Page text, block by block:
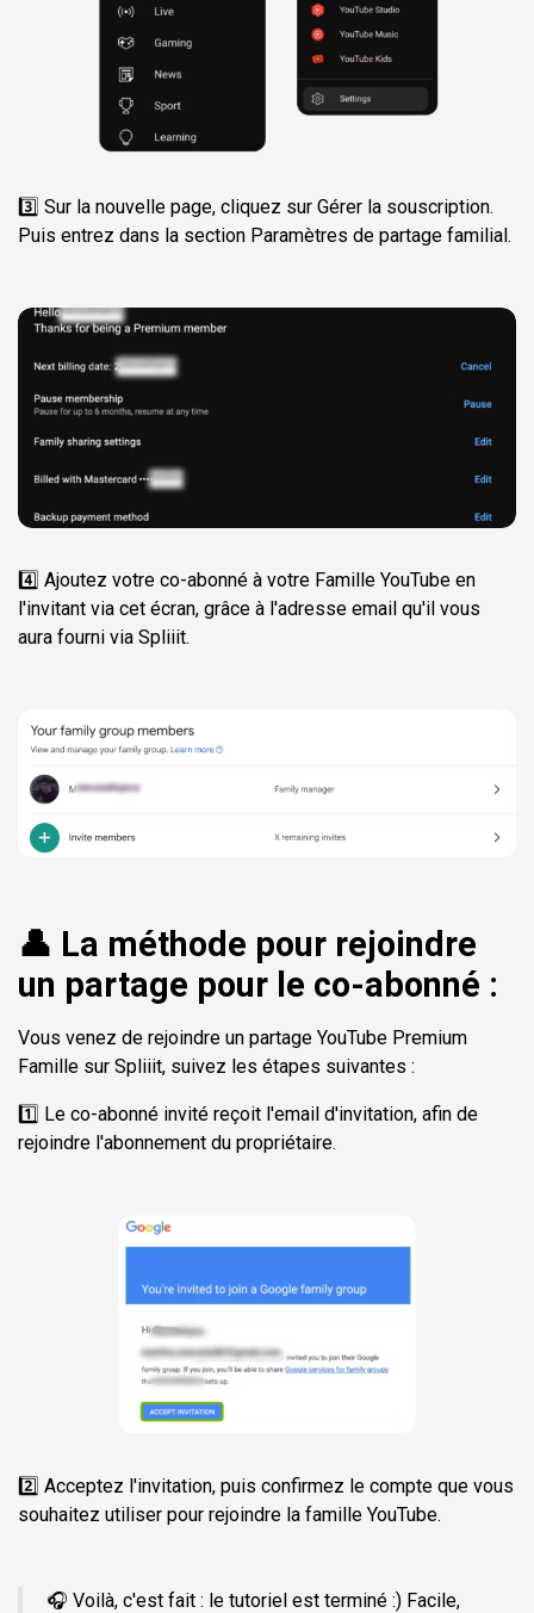
3️⃣ Sur la nouvelle page, cliquez sur Gérer la souscription.
Puis entrez dans la section Paramètres de partage familial.
4️⃣ Ajoutez votre co-abonné à votre Famille YouTube en
l'invitant via cet écran, grâce à l'adresse email qu'il vous
aura fourni via Spliiit.
👤 La méthode pour rejoindre
un partage pour le co-abonné :
Vous venez de rejoindre un partage YouTube Premium
Famille sur Spliiit, suivez les étapes suivantes :
1️⃣ Le co-abonné invité reçoit l'email d'invitation, afin de
rejoindre l'abonnement du propriétaire.
2️⃣ Acceptez l'invitation, puis confirmez le compte que vous
souhaitez utiliser pour rejoindre la famille YouTube.
🎧 Voilà, c'est fait : le tutoriel est terminé :) Facile,